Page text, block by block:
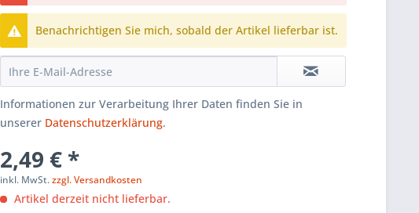
Benachrichtigen Sie mich, sobald der Artikel lieferbar ist.
Informationen zur Verarbeitung Ihrer Daten finden Sie in
unserer Datenschutzerklärung.
2,49 € *
inkl. MwSt.zzgl. Versandkosten
Artikel derzeit nicht lieferbar.